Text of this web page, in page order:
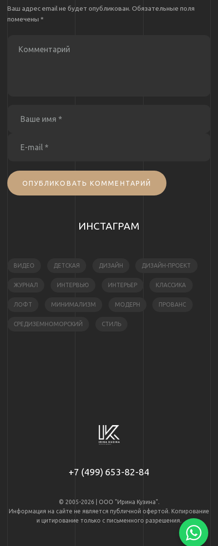
Ваш адрес email не будет опубликован. Обязательные поля
помечены *
ОПУБЛИКОВАТЬ КОММЕНТАРИЙ
ИНСТАГРАМ
ВИДЕО ДЕТСКАЯ ДИЗАЙН ДИЗАЙН-ПРОЕКТ
ЖУРНАЛ ИНТЕРВЬЮ ИНТЕРЬЕР КЛАССИКА
ЛОФТ МИНИМАЛИЗМ МОДЕРН ПРОВАНС
СРЕДИЗЕМНОМОРСКИЙ СТИЛЬ
+7 (499) 653-82-84
© 2005-2026 | ООО "Ирина Кузина".
Информация на сайте не является публичной офертой. Копирование
и цитирование только с письменного разрешения.